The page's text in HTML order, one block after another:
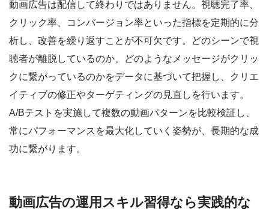
動画広告は配信して終わりではありません。視聴完了率、
クリック率、コンバージョン率といった指標を定期的に分
析し、改善を繰り返すことが不可欠です。どのシーンで視
聴者が離脱しているのか、どのようなメッセージがクリッ
クに繋がっているのかをデータに基づいて把握し、クリエ
イティブの修正やターゲティングの見直しを行います。
A/Bテストを実施して複数の動画パターンを比較検証し、
常にパフォーマンスを最大化していく姿勢が、長期的な成
功に繋がります。
動画広告の運用スキル習得なら実践的な